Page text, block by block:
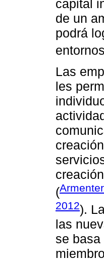
capital
de un
podrá
Las
les
(
2012).
las
se